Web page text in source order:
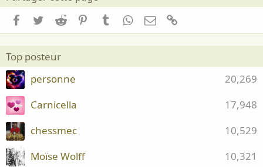
Facebook
TwitterReddit PinterestTumblrWhatsApp
Email
Top posteur
20,269
personne
17,948
Carnicella
10,529
chessmec
10,321
Moïse Wolff